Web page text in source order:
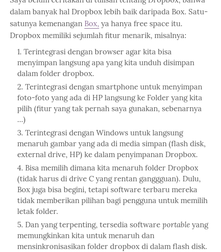
dalam banyak hal Dropbox lebih baik daripada Box. Satu-
satunya kemenangan Box, ya hanya free space itu.
Dropbox memiliki sejumlah fitur menarik, misalnya:
Terintegrasi dengan browser agar kita bisa
menyimpan langsung apa yang kita unduh disimpan
dalam folder dropbox.
Terintegrasi dengan smartphone untuk menyimpan
foto-foto yang ada di HP langsung ke Folder yang kita
pilih (fitur yang tak pernah saya gunakan, sebenarnya
...)
Terintegrasi dengan Windows untuk langsung
menaruh gambar yang ada di media simpan (flash disk,
external drive, HP) ke dalam penyimpanan Dropbox.
Bisa memilih dimana kita menaruh folder Dropbox
(tidak harus di drive C yang rentan ganggguan). Dulu,
Box juga bisa begini, tetapi software terbaru mereka
tidak memberikan pilihan bagi pengguna untuk memilih
letak folder.
Dan yang terpenting, tersedia software portable yang
memungkinkan kita untuk menaruh dan
mensinkronisasikan folder dropbox di dalam flash disk.